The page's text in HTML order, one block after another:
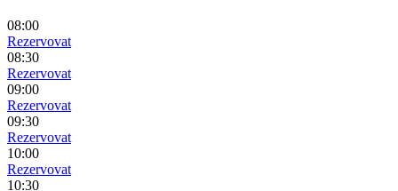
08:00
Rezervovat
08:30
Rezervovat
09:00
Rezervovat
09:30
Rezervovat
10:00
Rezervovat
10:30